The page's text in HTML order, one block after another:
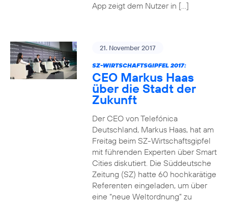
App zeigt dem Nutzer in […]
21. November 2017
SZ-WIRTSCHAFTSGIPFEL 2017:
CEO Markus Haas
über die Stadt der
Zukunft
Der CEO von Telefónica
Deutschland, Markus Haas, hat am
Freitag beim SZ-Wirtschaftsgipfel
mit führenden Experten über Smart
Cities diskutiert. Die Süddeutsche
Zeitung (SZ) hatte 60 hochkarätige
Referenten eingeladen, um über
eine “neue Weltordnung” zu